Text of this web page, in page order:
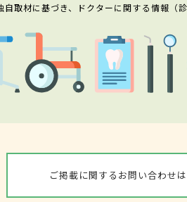
取材に基づき、ドクターに関する情報（
ご掲載に関するお問い合わせ